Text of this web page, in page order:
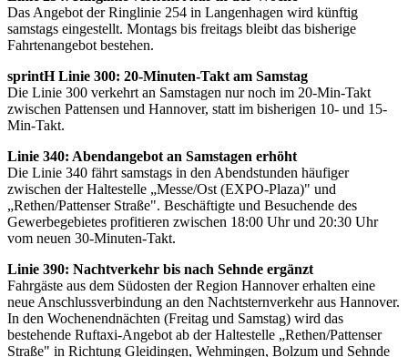
Das Angebot der Ringlinie 254 in Langenhagen wird künftig
samstags eingestellt. Montags bis freitags bleibt das bisherige
Fahrtenangebot bestehen.
sprintH Linie 300: 20-Minuten-Takt am Samstag
Die Linie 300 verkehrt an Samstagen nur noch im 20-Min-Takt
zwischen Pattensen und Hannover, statt im bisherigen 10- und 15-
Min-Takt.
Linie 340: Abendangebot an Samstagen erhöht
Die Linie 340 fährt samstags in den Abendstunden häufiger
zwischen der Haltestelle „Messe/Ost (EXPO-Plaza)" und
„Rethen/Pattenser Straße". Beschäftigte und Besuchende des
Gewerbegebietes profitieren zwischen 18:00 Uhr und 20:30 Uhr
vom neuen 30-Minuten-Takt.
Linie 390: Nachtverkehr bis nach Sehnde ergänzt
Fahrgäste aus dem Südosten der Region Hannover erhalten eine
neue Anschlussverbindung an den Nachtsternverkehr aus Hannover.
In den Wochenendnächten (Freitag und Samstag) wird das
bestehende Ruftaxi-Angebot ab der Haltestelle „Rethen/Pattenser
Straße" in Richtung Gleidingen, Wehmingen, Bolzum und Sehnde